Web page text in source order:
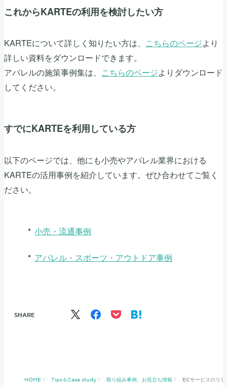
これからKARTEの利用を検討したい方
KARTEについて詳しく知りたい方は、 こちらのページより
詳しい資料をダウンロードできます。
アパレルの施策事例集は、 こちらのページよりダウンロード
してください。
すでにKARTEを利用している方
以下のページでは、他にも小売やアパレル業界における
KARTEの活用事例を紹介しています。ぜひ合わせてご覧く
ださい。
小売・流通事例
アパレル・スポーツ・アウトドア事例
SHARE
HOME Tips＆Case study 取り組み事例、お役立ち情報 ECサービスのリ